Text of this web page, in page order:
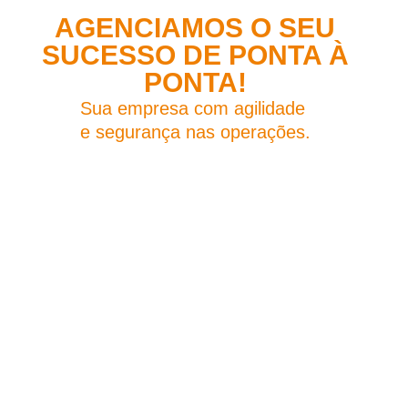
AGENCIAMOS O SEU
SUCESSO DE PONTA À
PONTA!
Sua empresa com agilidade
e segurança nas operações.